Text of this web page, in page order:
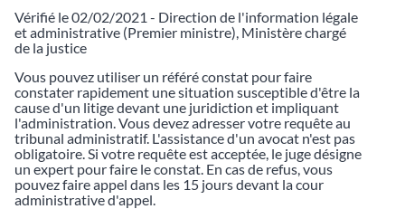
Vérifié le 02/02/2021 - Direction de l'information légale
et administrative (Premier ministre), Ministère chargé
de la justice
Vous pouvez utiliser un référé constat pour faire
constater rapidement une situation susceptible d'être la
cause d'un litige devant une juridiction et impliquant
l'administration. Vous devez adresser votre requête au
tribunal administratif. L'assistance d'un avocat n'est pas
obligatoire. Si votre requête est acceptée, le juge désigne
un expert pour faire le constat. En cas de refus, vous
pouvez faire appel dans les 15 jours devant la cour
administrative d'appel.